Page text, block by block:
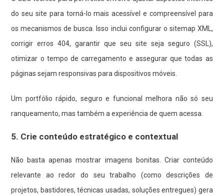
do seu site para torná-lo mais acessível e compreensível para
os mecanismos de busca. Isso inclui configurar o sitemap XML,
corrigir erros 404, garantir que seu site seja seguro (SSL),
otimizar o tempo de carregamento e assegurar que todas as
páginas sejam responsivas para dispositivos móveis.
Um portfólio rápido, seguro e funcional melhora não só seu
ranqueamento, mas também a experiência de quem acessa.
5. Crie conteúdo estratégico e contextual
Não basta apenas mostrar imagens bonitas. Criar conteúdo
relevante ao redor do seu trabalho (como descrições de
projetos, bastidores, técnicas usadas, soluções entregues) gera